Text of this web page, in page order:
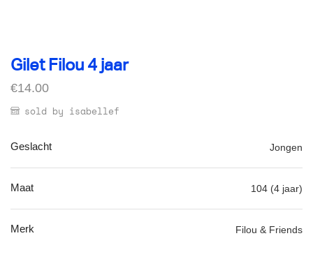
Gilet Filou 4 jaar
€14.00
sold by isabellef
Geslacht Jongen
Maat 104 (4 jaar)
Merk Filou & Friends